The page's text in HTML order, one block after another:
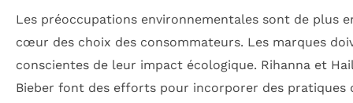
Les préoccupations environnementales sont de plus
cœur des choix des consommateurs. Les marques
conscientes de leur impact écologique. Rihanna et
Bieber font des efforts pour incorporer des pratiques